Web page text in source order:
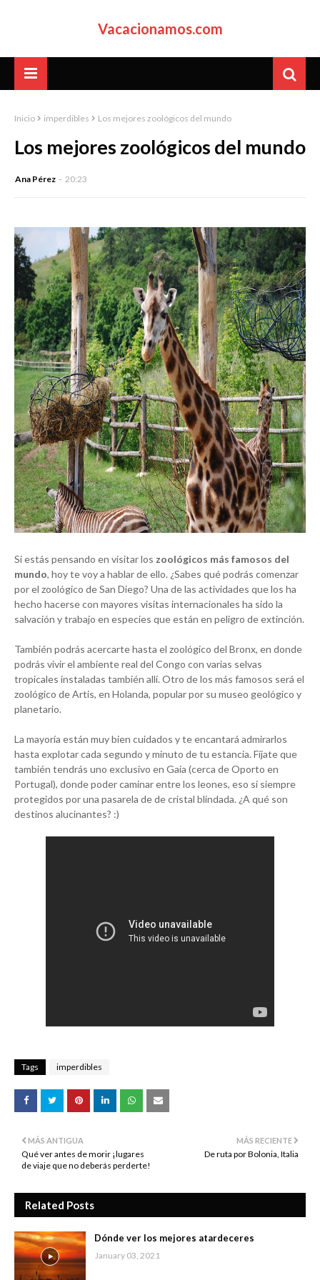
Vacacionamos.com
Inicio imperdibles Los mejores zoológicos del mundo
Los mejores zoológicos del mundo
Ana Pérez 20:23
Si estás pensando en visitar los zoológicos más famosos del
mundo, hoy te voy a hablar de ello. ¿Sabes qué podrás comenzar
por el zoológico de San Diego? Una de las actividades que los ha
hecho hacerse con mayores visitas internacionales ha sido la
salvación y trabajo en especies que están en peligro de extinción.
También podrás acercarte hasta el zoológico del Bronx, en donde
podrás vivir el ambiente real del Congo con varias selvas
tropicales instaladas también allí. Otro de los más famosos será el
zoológico de Artis, en Holanda, popular por su museo geológico y
planetario.
La mayoría están muy bien cuidados y te encantará admirarlos
hasta explotar cada segundo y minuto de tu estancia. Fíjate que
también tendrás uno exclusivo en Gaia (cerca de Oporto en
Portugal), donde poder caminar entre los leones, eso sí siempre
protegidos por una pasarela de de cristal blindada. ¿A qué son
destinos alucinantes? :)
Tags imperdibles
MÁS RECIENTE
De ruta por Bolonia, Italia
MÁS ANTIGUA
Qué ver antes de morir ¡lugares
de viaje que no deberás perderte!
Related Posts
Dónde ver los mejores atardeceres
January 03, 2021